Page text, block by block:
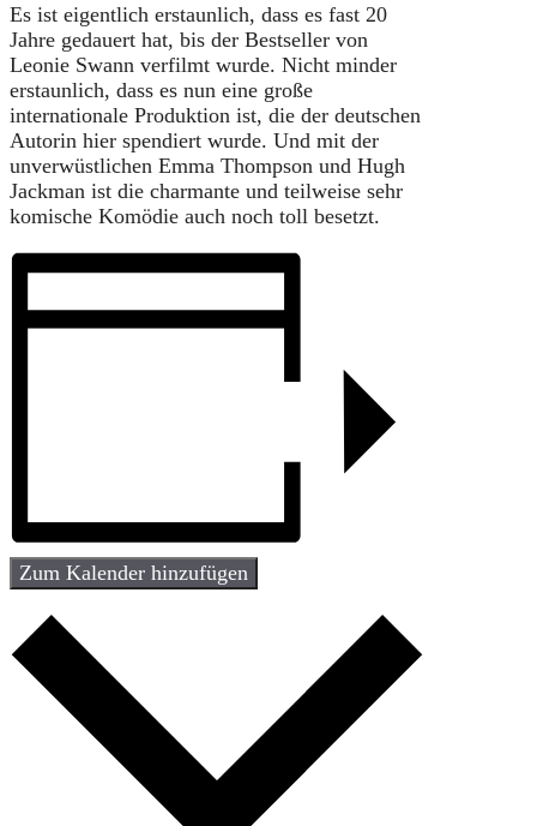
Es ist eigentlich erstaunlich, dass es fast 20
Jahre gedauert hat, bis der Bestseller von
Leonie Swann verfilmt wurde. Nicht minder
erstaunlich, dass es nun eine große
internationale Produktion ist, die der deutschen
Autorin hier spendiert wurde. Und mit der
unverwüstlichen Emma Thompson und Hugh
Jackman ist die charmante und teilweise sehr
komische Komödie auch noch toll besetzt.
Zum Kalender hinzufügen